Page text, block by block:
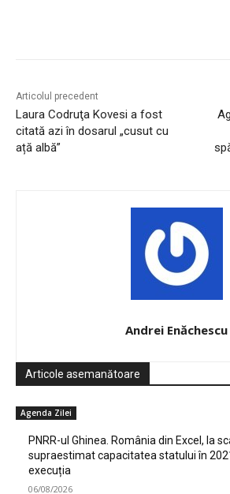
Articolul precedent
Laura Codruţa Kovesi a fost
citată azi în dosarul „cusut cu
ață albă”
Andrei Enăchescu
Articole asemanătoare
Agenda Zilei
PNRR-ul Ghinea. România din Excel, la
supraestimat capacitatea statului în
execuția
06/08/2026